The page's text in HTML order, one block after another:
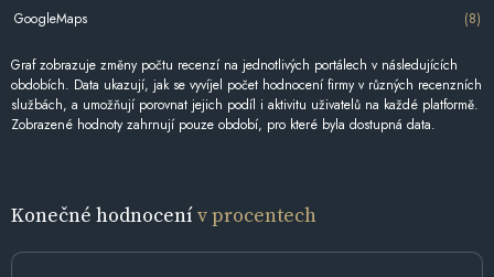
GoogleMaps (8)
Graf zobrazuje změny počtu recenzí na jednotlivých portálech v následujících
obdobích. Data ukazují, jak se vyvíjel počet hodnocení firmy v různých recenzních
službách, a umožňují porovnat jejich podíl i aktivitu uživatelů na každé platformě.
Zobrazené hodnoty zahrnují pouze období, pro které byla dostupná data.
Konečné hodnocenív procentech